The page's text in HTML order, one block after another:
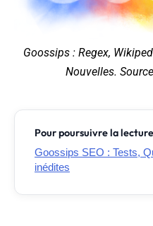
Goossips : Regex,
Nouvelles.
Pour poursuivre la lecture
Goossips SEO : Tests,
inédites